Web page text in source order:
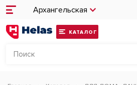
Архангельская
КАТАЛОГ